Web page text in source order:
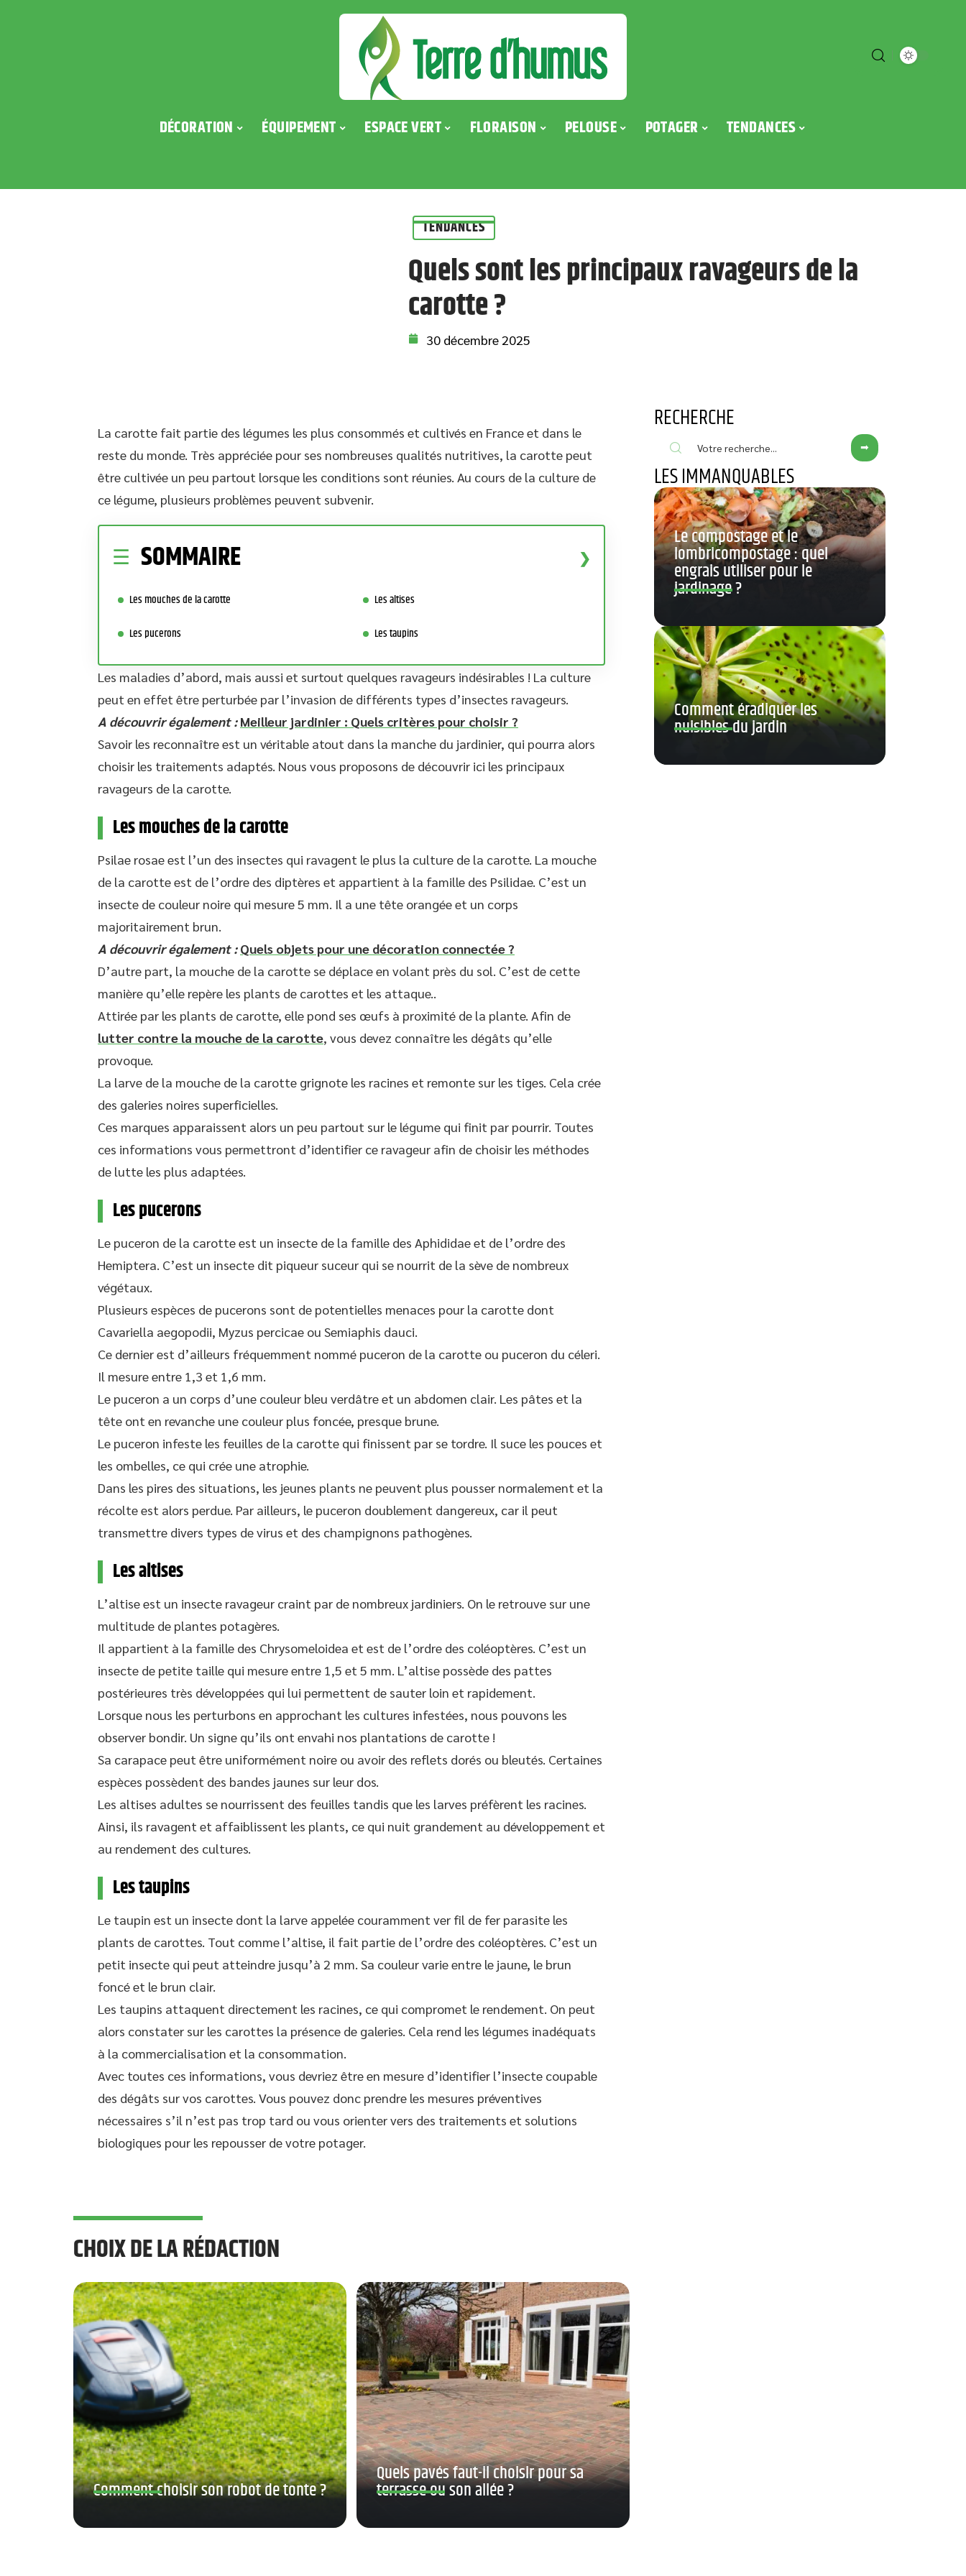
DÉCORATION ÉQUIPEMENT ESPACE VERT FLORAISON PELOUSE POTAGER TENDANCES
TENDANCES
Quels sont les principaux ravageurs de la
carotte ?
30 décembre 2025
La carotte fait partie des légumes les plus consommés et cultivés en France et dans le
reste du monde. Très appréciée pour ses nombreuses qualités nutritives, la carotte peut
être cultivée un peu partout lorsque les conditions sont réunies. Au cours de la culture de
ce légume, plusieurs problèmes peuvent subvenir.
SOMMAIRE
Les mouches de la carotte
Les pucerons
Les altises
Les taupins
Les maladies d’abord, mais aussi et surtout quelques ravageurs indésirables ! La culture
peut en effet être perturbée par l’invasion de différents types d’insectes ravageurs.
A découvrir également : Meilleur jardinier : Quels critères pour choisir ?
Savoir les reconnaître est un véritable atout dans la manche du jardinier, qui pourra alors
choisir les traitements adaptés. Nous vous proposons de découvrir ici les principaux
ravageurs de la carotte.
Les mouches de la carotte
Psilae rosae est l’un des insectes qui ravagent le plus la culture de la carotte. La mouche
de la carotte est de l’ordre des diptères et appartient à la famille des Psilidae. C’est un
insecte de couleur noire qui mesure 5 mm. Il a une tête orangée et un corps
majoritairement brun.
A découvrir également : Quels objets pour une décoration connectée ?
D’autre part, la mouche de la carotte se déplace en volant près du sol. C’est de cette
manière qu’elle repère les plants de carottes et les attaque..
Attirée par les plants de carotte, elle pond ses œufs à proximité de la plante. Afin de
lutter contre la mouche de la carotte, vous devez connaître les dégâts qu’elle
provoque.
La larve de la mouche de la carotte grignote les racines et remonte sur les tiges. Cela crée
des galeries noires superficielles.
Ces marques apparaissent alors un peu partout sur le légume qui finit par pourrir. Toutes
ces informations vous permettront d’identifier ce ravageur afin de choisir les méthodes
de lutte les plus adaptées.
Les pucerons
Le puceron de la carotte est un insecte de la famille des Aphididae et de l’ordre des
Hemiptera. C’est un insecte dit piqueur suceur qui se nourrit de la sève de nombreux
végétaux.
Plusieurs espèces de pucerons sont de potentielles menaces pour la carotte dont
Cavariella aegopodii, Myzus percicae ou Semiaphis dauci.
Ce dernier est d’ailleurs fréquemment nommé puceron de la carotte ou puceron du céleri.
Il mesure entre 1,3 et 1,6 mm.
Le puceron a un corps d’une couleur bleu verdâtre et un abdomen clair. Les pâtes et la
tête ont en revanche une couleur plus foncée, presque brune.
Le puceron infeste les feuilles de la carotte qui finissent par se tordre. Il suce les pouces et
les ombelles, ce qui crée une atrophie.
Dans les pires des situations, les jeunes plants ne peuvent plus pousser normalement et la
récolte est alors perdue. Par ailleurs, le puceron doublement dangereux, car il peut
transmettre divers types de virus et des champignons pathogènes.
Les altises
L’altise est un insecte ravageur craint par de nombreux jardiniers. On le retrouve sur une
multitude de plantes potagères.
Il appartient à la famille des Chrysomeloidea et est de l’ordre des coléoptères. C’est un
insecte de petite taille qui mesure entre 1,5 et 5 mm. L’altise possède des pattes
postérieures très développées qui lui permettent de sauter loin et rapidement.
Lorsque nous les perturbons en approchant les cultures infestées, nous pouvons les
observer bondir. Un signe qu’ils ont envahi nos plantations de carotte !
Sa carapace peut être uniformément noire ou avoir des reflets dorés ou bleutés. Certaines
espèces possèdent des bandes jaunes sur leur dos.
Les altises adultes se nourrissent des feuilles tandis que les larves préfèrent les racines.
Ainsi, ils ravagent et affaiblissent les plants, ce qui nuit grandement au développement et
au rendement des cultures.
Les taupins
Le taupin est un insecte dont la larve appelée couramment ver fil de fer parasite les
plants de carottes. Tout comme l’altise, il fait partie de l’ordre des coléoptères. C’est un
petit insecte qui peut atteindre jusqu’à 2 mm. Sa couleur varie entre le jaune, le brun
foncé et le brun clair.
Les taupins attaquent directement les racines, ce qui compromet le rendement. On peut
alors constater sur les carottes la présence de galeries. Cela rend les légumes inadéquats
à la commercialisation et la consommation.
Avec toutes ces informations, vous devriez être en mesure d’identifier l’insecte coupable
des dégâts sur vos carottes. Vous pouvez donc prendre les mesures préventives
nécessaires s’il n’est pas trop tard ou vous orienter vers des traitements et solutions
biologiques pour les repousser de votre potager.
CHOIX DE LA RÉDACTION
Comment choisir son robot de tonte ?
Quels pavés faut-il choisir pour sa
terrasse ou son allée ?
RECHERCHE
LES IMMANQUABLES
Le compostage et le
lombricompostage : quel
engrais utiliser pour le
jardinage ?
Comment éradiquer les
nuisibles du jardin